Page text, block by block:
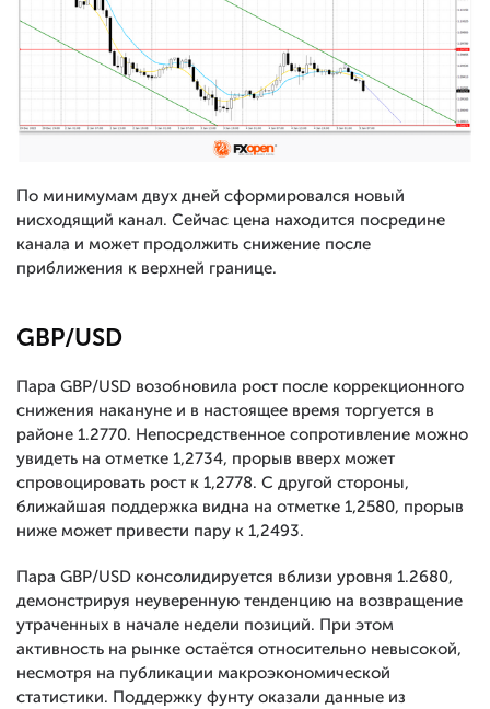
По минимумам двух дней сформировался новый
нисходящий канал. Сейчас цена находится посредине
канала и может продолжить снижение после
приближения к верхней границе.
GBP/USD
Пара GBP/USD возобновила рост после коррекционного
снижения накануне и в настоящее время торгуется в
районе 1.2770. Непосредственное сопротивление можно
увидеть на отметке 1,2734, прорыв вверх может
спровоцировать рост к 1,2778. С другой стороны,
ближайшая поддержка видна на отметке 1,2580, прорыв
ниже может привести пару к 1,2493.
Пара GBP/USD консолидируется вблизи уровня 1.2680,
демонстрируя неуверенную тенденцию на возвращение
утраченных в начале недели позиций. При этом
активность на рынке остаётся относительно невысокой,
несмотря на публикации макроэкономической
статистики. Поддержку фунту оказали данные из